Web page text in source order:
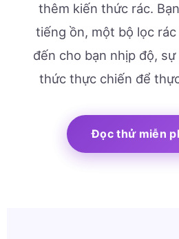
thêm kiến thức rác.
tiếng ồn, một bộ lọc
đến cho bạn nhịp độ,
thức thực chiến để
Đọc thử miễn